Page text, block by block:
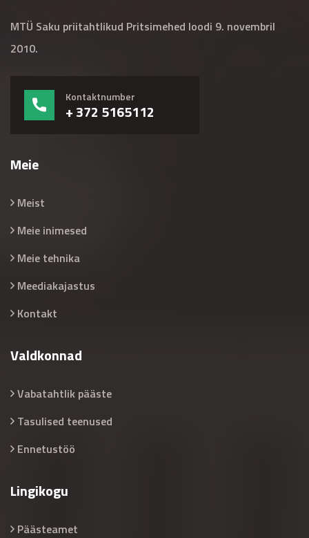
MTÜ Saku priitahtlikud Pritsimehed loodi 9. novembril
2010.
Kontaktnumber
+ 372 5165112
Meie
Meist
Meie inimesed
Meie tehnika
Meediakajastus
Kontakt
Valdkonnad
Vabatahtlik pääste
Tasulised teenused
Ennetustöö
Lingikogu
Päästeamet